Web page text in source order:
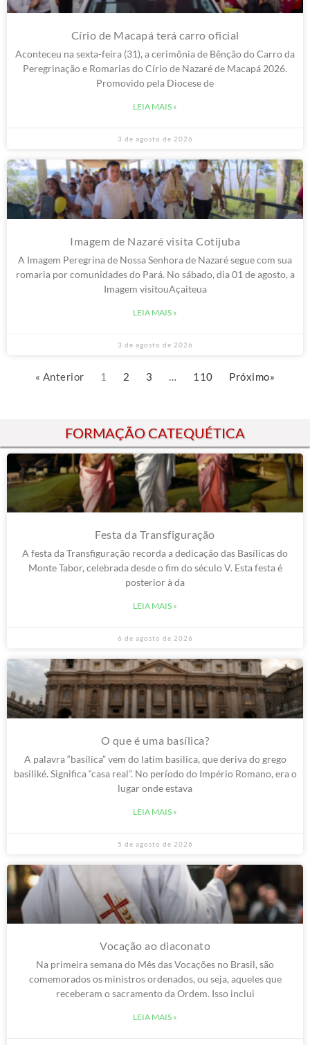
Círio de Macapá terá carro oficial
Aconteceu na sexta-feira (31), a cerimônia de Bênção do Carro da
Peregrinação e Romarias do Círio de Nazaré de Macapá 2026.
Promovido pela Diocese de
LEIA MAIS »
3 de agosto de 2026
Imagem de Nazaré visita Cotijuba
A Imagem Peregrina de Nossa Senhora de Nazaré segue com sua
romaria por comunidades do Pará. No sábado, dia 01 de agosto, a
Imagem visitouAçaiteua
LEIA MAIS »
3 de agosto de 2026
« Anterior 1 2 3 … 110 Próximo»
FORMAÇÃO CATEQUÉTICA
Festa da Transfiguração
A festa da Transfiguração recorda a dedicação das Basílicas do
Monte Tabor, celebrada desde o fim do século V. Esta festa é
posterior à da
LEIA MAIS »
6 de agosto de 2026
O que é uma basílica?
A palavra “basílica” vem do latim basilica, que deriva do grego
basiliké. Significa “casa real”. No período do Império Romano, era o
lugar onde estava
LEIA MAIS »
5 de agosto de 2026
Vocação ao diaconato
Na primeira semana do Mês das Vocações no Brasil, são
comemorados os ministros ordenados, ou seja, aqueles que
receberam o sacramento da Ordem. Isso inclui
LEIA MAIS »